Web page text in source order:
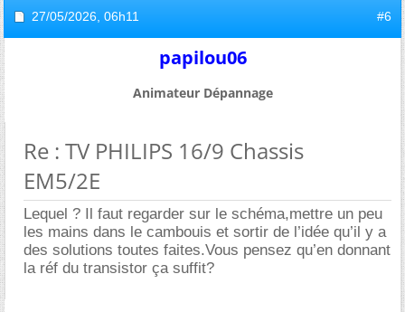
27/05/2026, 06h11 #6
papilou06
Animateur Dépannage
Re : TV PHILIPS 16/9 Chassis
EM5/2E
Lequel ? Il faut regarder sur le schéma,mettre un peu
les mains dans le cambouis et sortir de l’idée qu’il y a
des solutions toutes faites.Vous pensez qu’en donnant
la réf du transistor ça suffit?